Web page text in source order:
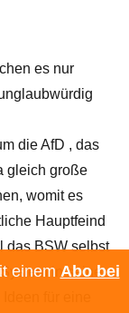
es nur
die AfD , das
gleich große
womit es
Hauptfeind
das BSW selbst
in seiner
für eine
einem Abo bei